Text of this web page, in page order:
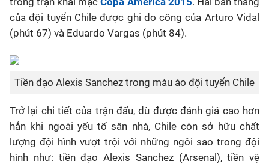
Bóng đá
Các môn khác
VIDEO
Bên lề
của đội tuyển Chile được ghi do công của Arturo Vidal
(phút 67) và Eduardo Vargas (phút 84).
Tiền đạo Alexis Sanchez trong màu áo đội tuyển Chile
Trở lại chi tiết của trận đấu, dù được đánh giá cao hơn
hẳn khi ngoài yếu tố sân nhà, Chile còn sở hữu chất
lượng đội hình vượt trội với những ngôi sao trong đội
hình như: tiền đạo Alexis Sanchez (Arsenal), tiền vệ